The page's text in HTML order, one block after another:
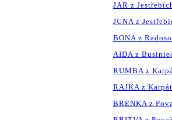
JAR z
JUNA z
BONA z
AIDA z
RUMBA z
RAJKA z Karpát
BRENKA z